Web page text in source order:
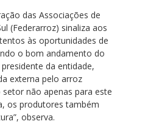
das Associações de
(Federarroz) sinaliza aos
às oportunidades de
o bom andamento do
da entidade,
externa pelo arroz
não apenas para este
os produtores também
observa.